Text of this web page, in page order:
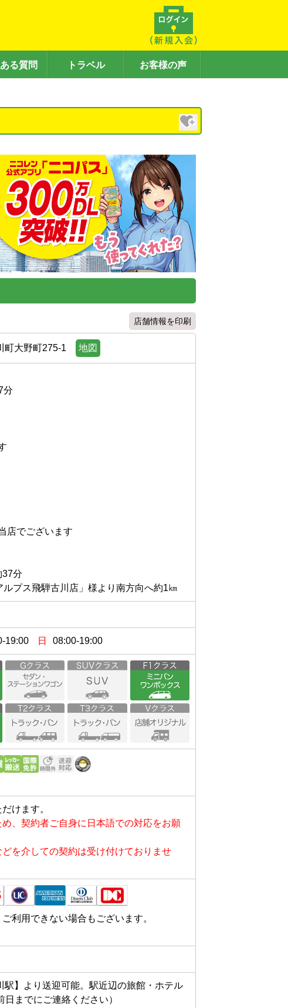
る質問 トラベル お客様の声
店舗情報を印刷
町大野町275-1 地図
分
店でございます
37分
19:00 日 08:00-19:00
けます。
、契約者ご自身に日本語での対応をお願
を介しての契約は受け付けておりませ
利用できない場合もございます。
駅】より送迎可能。駅近辺の旅館・ホテル
までにご連絡ください）